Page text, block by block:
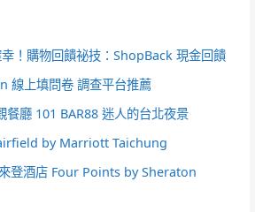
幸！購物回饋祕技：ShopBack 現金回饋
線上填問卷 調查平台推薦
餐廳 101 BAR88 迷人的台北夜景
by Marriott Taichung
登酒店 Four Points by Sheraton